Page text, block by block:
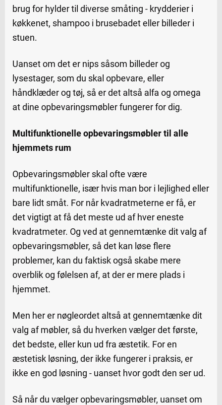
brug for hylder til diverse småting - krydderier i
køkkenet, shampoo i brusebadet eller billeder i
stuen.
Uanset om det er nips såsom billeder og
lysestager, som du skal opbevare, eller
håndklæder og tøj, så er det altså alfa og omega
at dine opbevaringsmøbler fungerer for dig.
Multifunktionelle opbevaringsmøbler til alle
hjemmets rum
Opbevaringsmøbler skal ofte være
multifunktionelle, især hvis man bor i lejlighed eller
bare lidt småt. For når kvadratmeterne er få, er
det vigtigt at få det meste ud af hver eneste
kvadratmeter. Og ved at gennemtænke dit valg af
opbevaringsmøbler, så det kan løse flere
problemer, kan du faktisk også skabe mere
overblik og følelsen af, at der er mere plads i
hjemmet.
Men her er nøgleordet altså at gennemtænke dit
valg af møbler, så du hverken vælger det første,
det bedste, eller kun ud fra æstetik. For en
æstetisk løsning, der ikke fungerer i praksis, er
ikke en god løsning - uanset hvor godt den ser ud.
Så når du vælger opbevaringsmøbler, uanset om